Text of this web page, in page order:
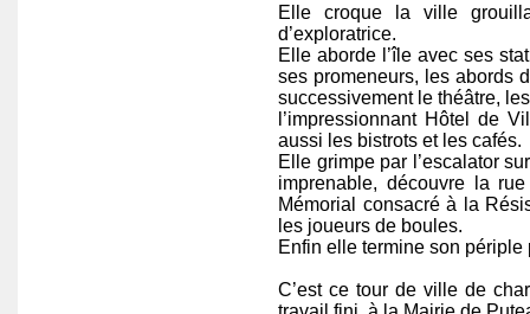
Elle croque la ville
d’exploratrice.
Elle aborde l’île avec ses
ses promeneurs, les abords
successivement le théâtre,
l’impressionnant Hôtel de
aussi les bistrots et les cafés.
Elle grimpe par l’escalator
imprenable, découvre la
Mémorial consacré à la
les joueurs de boules.
Enfin elle termine son
C’est ce tour de ville de